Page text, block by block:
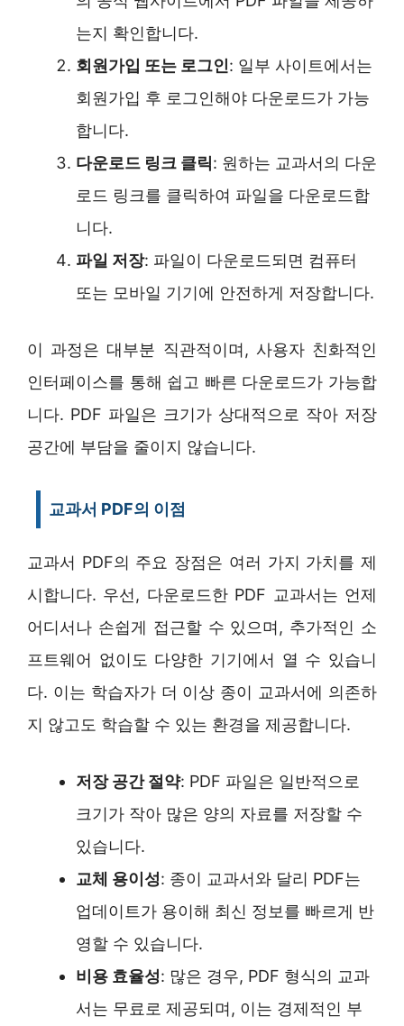
는지 확인합니다.
회원가입 또는 로그인: 일부 사이트에서는
회원가입 후 로그인해야 다운로드가 가능
합니다.
다운로드 링크 클릭: 원하는 교과서의 다운
로드 링크를 클릭하여 파일을 다운로드합
니다.
파일 저장: 파일이 다운로드되면 컴퓨터
또는 모바일 기기에 안전하게 저장합니다.
이 과정은 대부분 직관적이며, 사용자 친화적인
인터페이스를 통해 쉽고 빠른 다운로드가 가능합
니다. PDF 파일은 크기가 상대적으로 작아 저장
공간에 부담을 줄이지 않습니다.
교과서 PDF의 이점
교과서 PDF의 주요 장점은 여러 가지 가치를 제
시합니다. 우선, 다운로드한 PDF 교과서는 언제
어디서나 손쉽게 접근할 수 있으며, 추가적인 소
프트웨어 없이도 다양한 기기에서 열 수 있습니
다. 이는 학습자가 더 이상 종이 교과서에 의존하
지 않고도 학습할 수 있는 환경을 제공합니다.
저장 공간 절약: PDF 파일은 일반적으로
크기가 작아 많은 양의 자료를 저장할 수
있습니다.
교체 용이성: 종이 교과서와 달리 PDF는
업데이트가 용이해 최신 정보를 빠르게 반
영할 수 있습니다.
비용 효율성: 많은 경우, PDF 형식의 교과
서는 무료로 제공되며, 이는 경제적인 부